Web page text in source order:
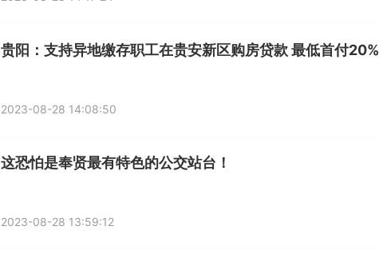
​贵阳：支持异地缴存职工在贵安新区购房贷款 最低首付20%
2023-08-28 14:08:50
这恐怕是奉贤最有特色的公交站台！
2023-08-28 13:59:12